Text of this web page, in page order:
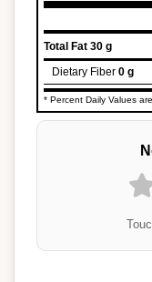
Total Fat 30 g
Dietary Fiber 0 g
* Percent Daily Values